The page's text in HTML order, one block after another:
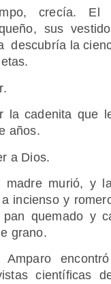
crecía. El
sus
descubría la
la cadenita que
años.
a Dios.
madre murió, y
incienso y
quemado y
grano.
Amparo
científicas